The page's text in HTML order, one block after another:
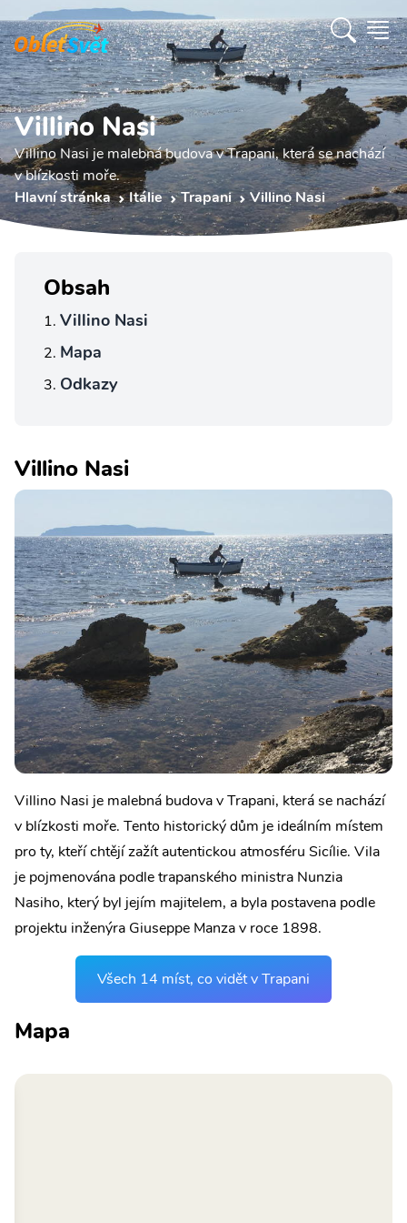
Villino Nasi
Villino Nasi je malebná budova v Trapani, která se nachází
v blízkosti moře.
Hlavní stránka
Itálie Trapani Villino Nasi
Obsah
Villino Nasi
Mapa
Odkazy
Villino Nasi
Villino Nasi je malebná budova v Trapani, která se nachází
v blízkosti moře. Tento historický dům je ideálním místem
pro ty, kteří chtějí zažít autentickou atmosféru Sicílie. Vila
je pojmenována podle trapanského ministra Nunzia
Nasiho, který byl jejím majitelem, a byla postavena podle
projektu inženýra Giuseppe Manza v roce 1898.
Všech 14 míst, co vidět v Trapani
Mapa